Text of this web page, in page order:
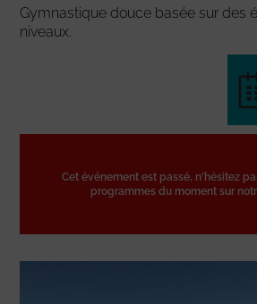
Gymnastique douce basée sur des
niveaux.
Cet événement est passé, n'hésitez
programmes du moment sur